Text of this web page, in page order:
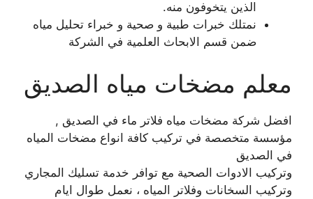
الذين يتخوفون منه.
نمتلك خبرات طبية و صحية و خبراء تحليل مياه
ضمن قسم الابحاث العلمية في الشركة
معلم مضخات مياه الصديق
افضل شركة مضخات مياه فلاتر ماء في الصديق ,
مؤسسة متخصصة في تركيب كافة انواع مضخات المياه
في الصديق
وتركيب الادوات الصحية مع توافر خدمة تسليك المجاري
وتركيب السخانات وفلاتر المياه ، نعمل طوال ايام